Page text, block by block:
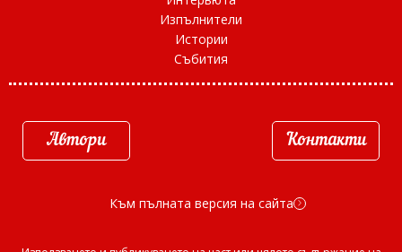
Изпълнители
Истории
Събития
Автори Контакти
Към пълната версия на сайта d